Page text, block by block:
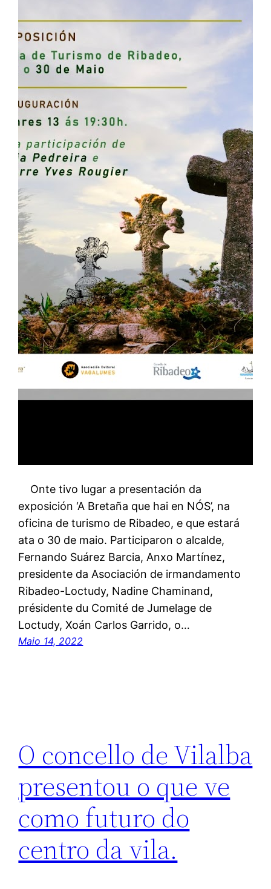
Onte tivo lugar a presentación da
exposición ‘A Bretaña que hai en NÓS’, na
oficina de turismo de Ribadeo, e que estará
ata o 30 de maio. Participaron o alcalde,
Fernando Suárez Barcia, Anxo Martínez,
presidente da Asociación de irmandamento
Ribadeo-Loctudy, Nadine Chaminand,
présidente du Comité de Jumelage de
Loctudy, Xoán Carlos Garrido, o…
Maio 14, 2022
O concello de Vilalba
presentou o que ve
como futuro do
centro da vila.